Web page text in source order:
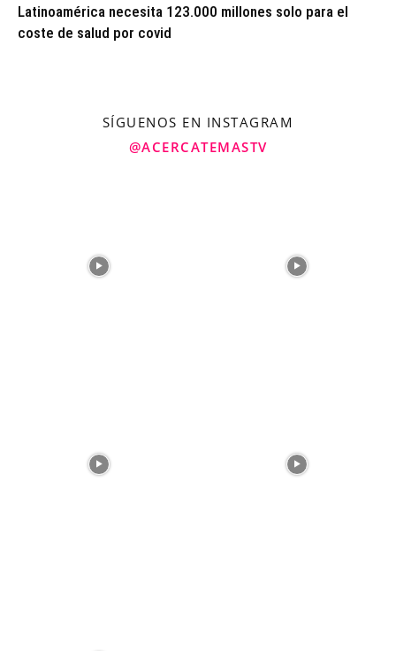
Latinoamérica necesita 123.000 millones solo para el
coste de salud por covid
SÍGUENOS EN INSTAGRAM
@ACERCATEMASTV